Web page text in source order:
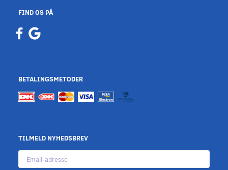
FIND OS PÅ
BETALINGSMETODER
TILMELD NYHEDSBREV
Email-
adresse